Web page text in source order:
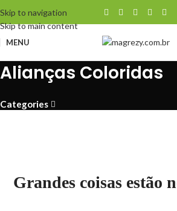
Skip to navigation
Skip to main content
MENU
Alianças Coloridas
Categories
Grandes coisas estão